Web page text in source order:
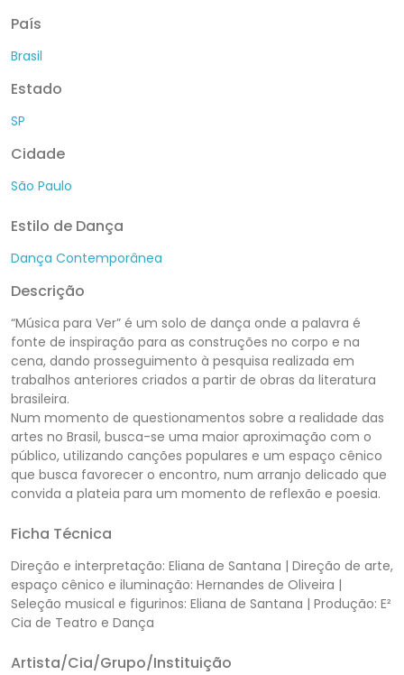
País
Brasil
Estado
SP
Cidade
São Paulo
Estilo de Dança
Dança Contemporânea
Descrição
“Música para Ver” é um solo de dança onde a palavra é
fonte de inspiração para as construções no corpo e na
cena, dando prosseguimento à pesquisa realizada em
trabalhos anteriores criados a partir de obras da literatura
brasileira.
Num momento de questionamentos sobre a realidade das
artes no Brasil, busca-se uma maior aproximação com o
público, utilizando canções populares e um espaço cênico
que busca favorecer o encontro, num arranjo delicado que
convida a plateia para um momento de reflexão e poesia.
Ficha Técnica
Direção e interpretação: Eliana de Santana | Direção de arte,
espaço cênico e iluminação: Hernandes de Oliveira |
Seleção musical e figurinos: Eliana de Santana | Produção: E²
Cia de Teatro e Dança
Artista/Cia/Grupo/Instituição